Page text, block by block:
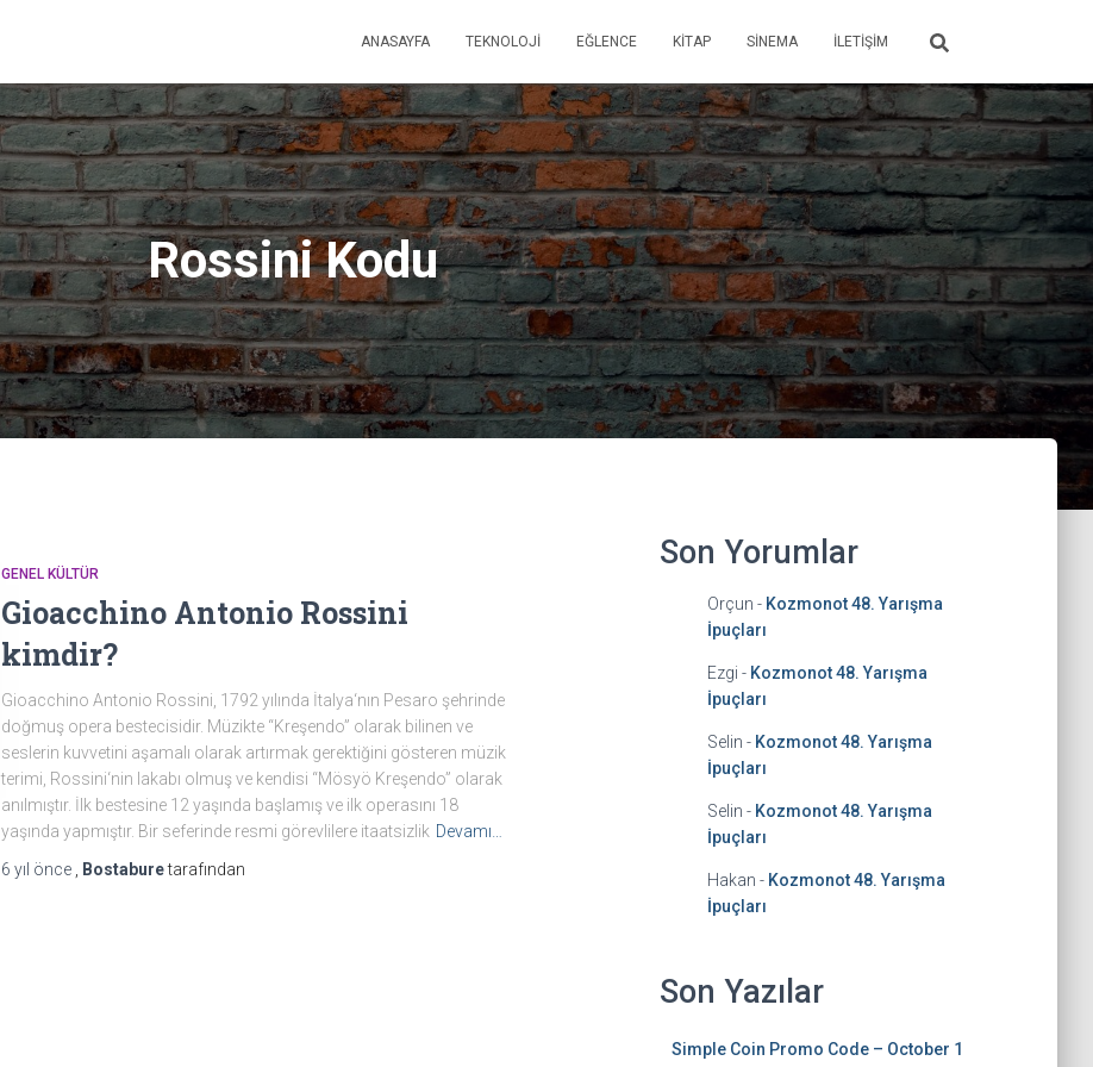
ANASAYFA TEKNOLOJI EĞLENCE KITAP SINEMA İLETIŞIM
Rossini Kodu
GENEL KÜLTÜR
Gioacchino Antonio Rossini
kimdir?
Gioacchino Antonio Rossini, 1792 yılında İtalya‘nın Pesaro şehrinde
doğmuş opera bestecisidir. Müzikte “Kreşendo” olarak bilinen ve
seslerin kuvvetini aşamalı olarak artırmak gerektiğini gösteren müzik
terimi, Rossini‘nin lakabı olmuş ve kendisi “Mösyö Kreşendo” olarak
anılmıştır. İlk bestesine 12 yaşında başlamış ve ilk operasını 18
yaşında yapmıştır. Bir seferinde resmi görevlilere itaatsizlik Devamı…
6 yıl önce Bostaburetarafından
Son Yorumlar
Orçun - Kozmonot 48. Yarışma
İpuçları
Ezgi - Kozmonot 48. Yarışma
İpuçları
Selin - Kozmonot 48. Yarışma
İpuçları
Selin - Kozmonot 48. Yarışma
İpuçları
Hakan - Kozmonot 48. Yarışma
İpuçları
Son Yazılar
Simple Coin Promo Code – October 1